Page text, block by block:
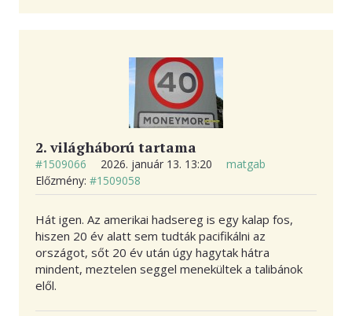
2. világháború tartama
#1509066 2026. január 13. 13:20
matgab
Előzmény: #1509058
Hát igen. Az amerikai hadsereg is egy kalap fos,
hiszen 20 év alatt sem tudták pacifikálni az
országot, sőt 20 év után úgy hagytak hátra
mindent, meztelen seggel menekültek a talibánok
elől.